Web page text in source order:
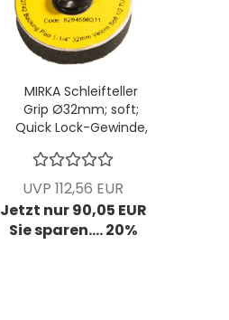
MIRKA Schleifteller
Grip Ø32mm; soft;
Quick Lock-Gewinde,
Schleifblütenexzenter;
VPE:...
UVP 112,56 EUR
Jetzt nur 90,05 EUR
Sie sparen.... 20%